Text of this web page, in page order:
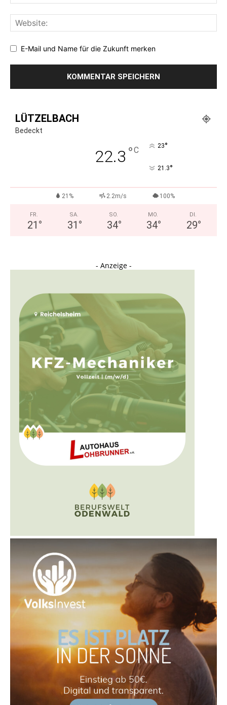
E-Mail und Name für die Zukunft merken
LÜTZELBACH
Bedeckt
22.3 °C 23°
21.3°
21% 2.2m/s 100%
FR.
21 °
SA.
31 °
SO.
34°
MO.
34°
DI.
29°
- Anzeige -